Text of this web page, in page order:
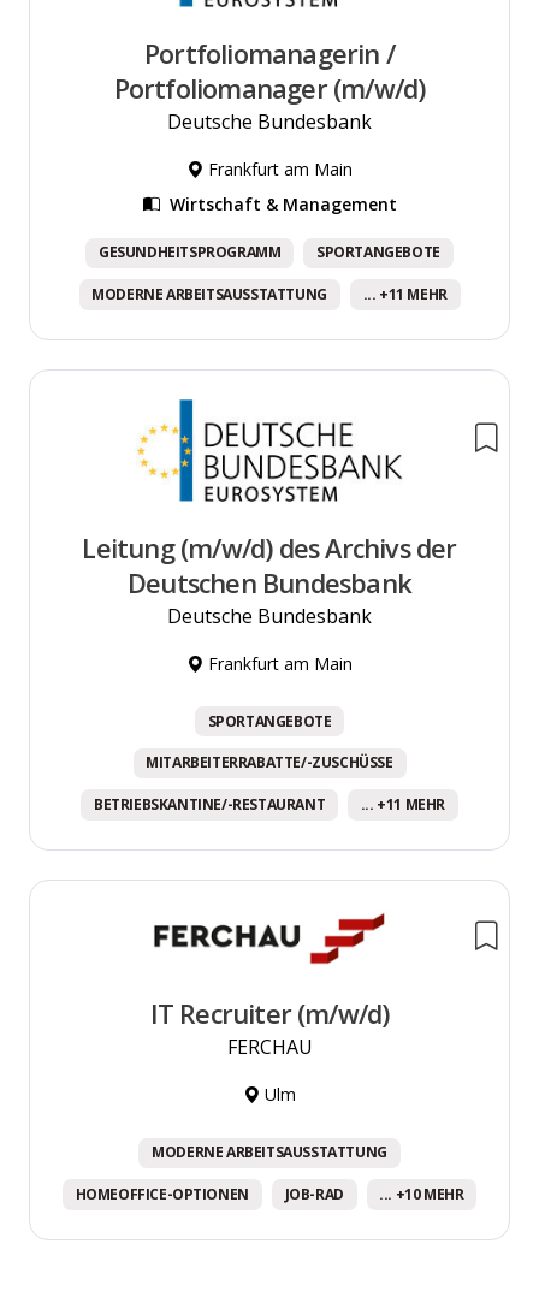
Portfoliomanagerin /
Portfoliomanager (m/w/d)
Deutsche Bundesbank
Frankfurt am Main
Wirtschaft & Management
GESUNDHEITSPROGRAMM SPORTANGEBOTE
MODERNE ARBEITSAUSSTATTUNG ... +11 MEHR
Leitung (m/w/d) des Archivs der
Deutschen Bundesbank
Deutsche Bundesbank
Frankfurt am Main
SPORTANGEBOTE
MITARBEITERRABATTE/-ZUSCHÜSSE
BETRIEBSKANTINE/-RESTAURANT ... +11 MEHR
IT Recruiter (m/w/d)
FERCHAU
Ulm
MODERNE ARBEITSAUSSTATTUNG
HOMEOFFICE-OPTIONEN JOB-RAD ... +10 MEHR